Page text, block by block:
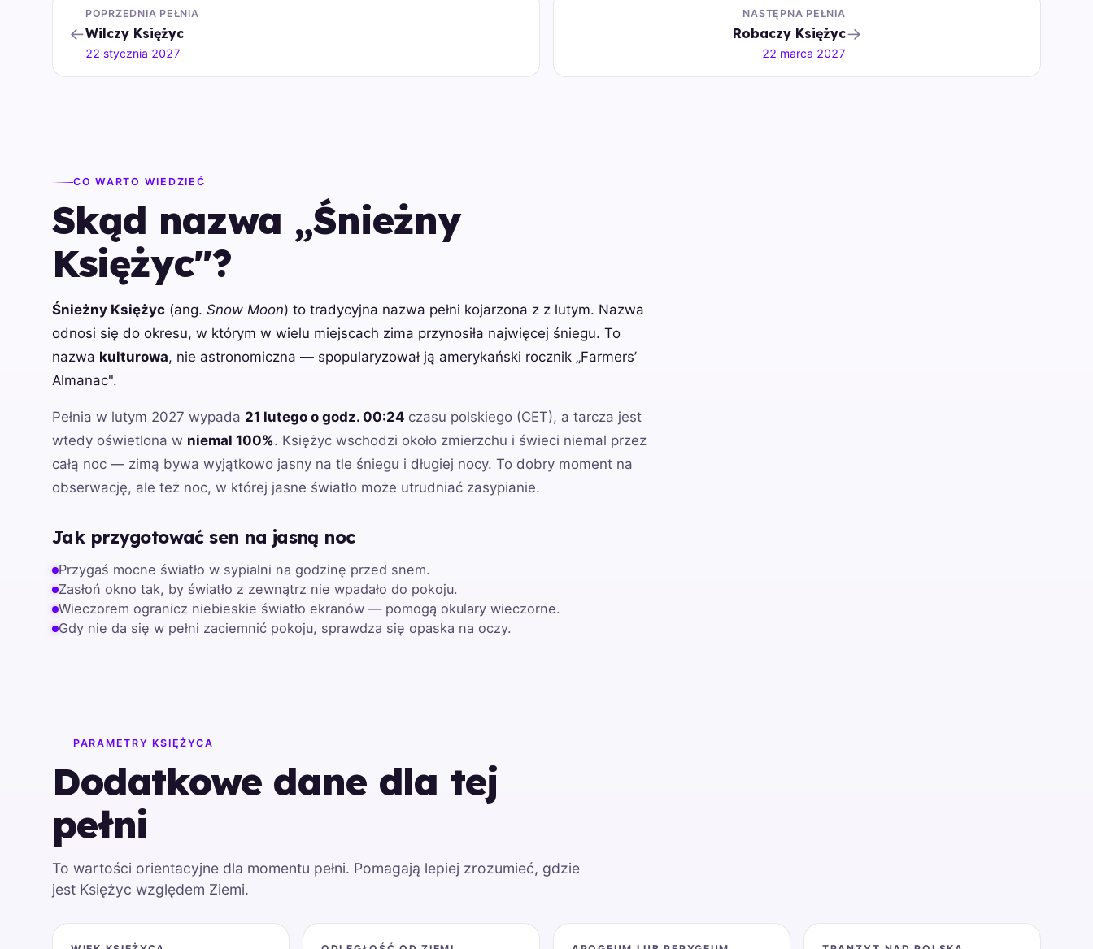
←
POPRZEDNIA PEŁNIA
Wilczy Księżyc
22 stycznia 2027
→
NASTĘPNA PEŁNIA
Robaczy Księżyc
22 marca 2027
CO WARTO WIEDZIEĆ
Skąd nazwa „Śnieżny
Księżyc"?
Śnieżny Księżyc (ang. Snow Moon) to tradycyjna nazwa pełni kojarzona z z lutym. Nazwa
odnosi się do okresu, w którym w wielu miejscach zima przynosiła najwięcej śniegu. To
nazwa kulturowa, nie astronomiczna — spopularyzował ją amerykański rocznik „Farmers’
Almanac".
Pełnia w lutym 2027 wypada 21 lutego o godz. 00:24 czasu polskiego (CET), a tarcza jest
wtedy oświetlona w niemal 100%. Księżyc wschodzi około zmierzchu i świeci niemal przez
całą noc — zimą bywa wyjątkowo jasny na tle śniegu i długiej nocy. To dobry moment na
obserwację, ale też noc, w której jasne światło może utrudniać zasypianie.
Jak przygotować sen na jasną noc
Przygaś mocne światło w sypialni na godzinę przed snem.
Zasłoń okno tak, by światło z zewnątrz nie wpadało do pokoju.
Wieczorem ogranicz niebieskie światło ekranów — pomogą okulary wieczorne.
Gdy nie da się w pełni zaciemnić pokoju, sprawdza się opaska na oczy.
PARAMETRY KSIĘŻYCA
Dodatkowe dane dla tej
pełni
To wartości orientacyjne dla momentu pełni. Pomagają lepiej zrozumieć, gdzie
jest Księżyc względem Ziemi.